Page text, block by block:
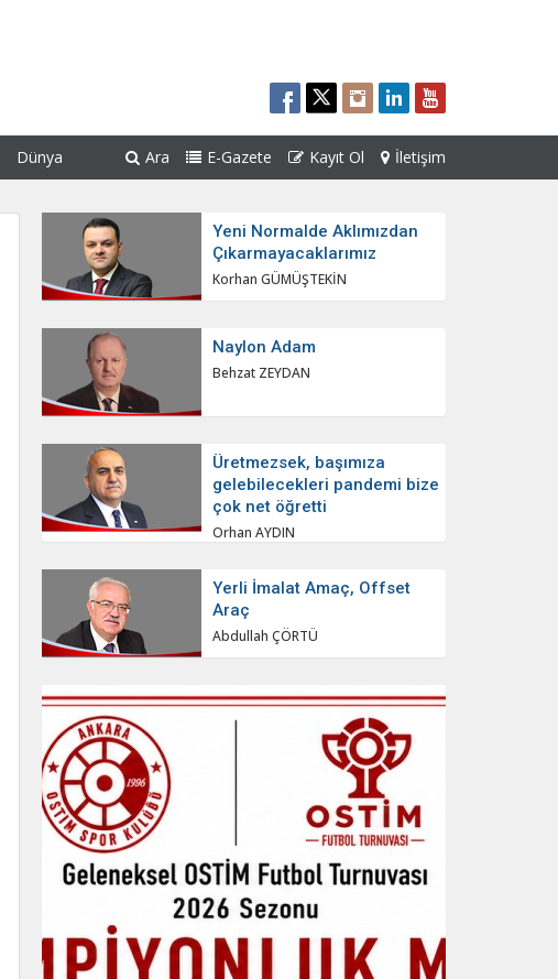
Dünya Ara E-Gazete Kayıt Ol İletişim
Yeni Normalde Aklımızdan
Çıkarmayacaklarımız
Korhan GÜMÜŞTEKİN
Naylon Adam
Behzat ZEYDAN
Üretmezsek, başımıza
gelebilecekleri pandemi bize
çok net öğretti
Orhan AYDIN
Yerli İmalat Amaç, Offset
Araç
Abdullah ÇÖRTÜ